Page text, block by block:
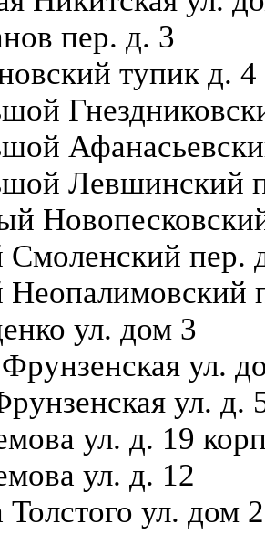
пер. д. 3
тупик д. 4
Левшинский
Смоленский пер.
Неопалимовский
ул. дом 3
ул.
ул. д.
ул. д. 19
ул. д. 12
Толстого ул. дом